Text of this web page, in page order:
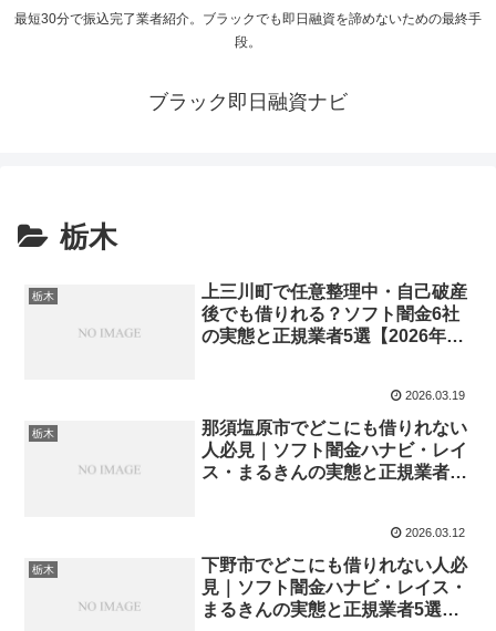
最短30分で振込完了業者紹介。ブラックでも即日融資を諦めないための最終手
段。
ブラック即日融資ナビ
栃木
栃木
上三川町で任意整理中・自己破産
後でも借りれる？ソフト闇金6社
の実態と正規業者5選【2026年最
2026.03.19
栃木
那須塩原市でどこにも借りれない
人必見｜ソフト闇金ハナビ・レイ
ス・まるきんの実態と正規業者5
2026.03.12
栃木
下野市でどこにも借りれない人必
見｜ソフト闇金ハナビ・レイス・
まるきんの実態と正規業者5選